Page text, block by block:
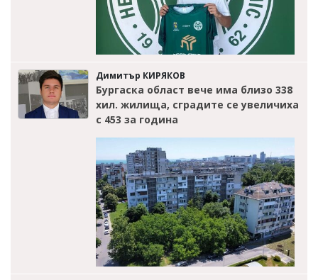
Димитър КИРЯКОВ
Бургаска област вече има близо 338
хил. жилища, сградите се увеличиха
с 453 за година